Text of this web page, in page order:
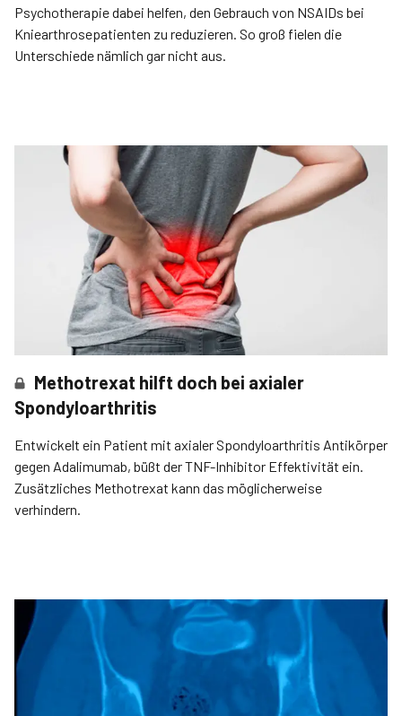
Psychotherapie dabei helfen, den Gebrauch von NSAIDs bei
Kniearthrosepatienten zu reduzieren. So groß fielen die
Unterschiede nämlich gar nicht aus.
Methotrexat hilft doch bei axialer
Spondyloarthritis
Entwickelt ein Patient mit axialer Spondyloarthritis Antikörper
gegen Adalimumab, büßt der TNF-Inhibitor Effektivität ein.
Zusätzliches Methotrexat kann das möglicherweise
verhindern.